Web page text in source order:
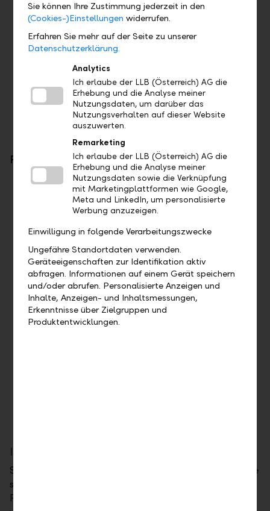
Überzeugendes Engagement mit
ausgewiesener Teamfähigkeit
Hohes Commitment gegenüber der
Unternehmenskultur
Starkes Interesse für zukünftige Zielposition
innerhalb der LLB-Gruppe
Hohe Entwicklungsbereitschaft
Programmübersicht
Praxisorientierter Einstieg
100 % - Anstellung
Massgeschneidertes Programm: Einsatz in einem
Bereich mit Stages bei bereichsspezifischen
Schnittstellen als optimale Vorbereitung für
Zielfunktion
Ziel
Nach Abschluss des Programms eine Fachposition
Ihre nächsten Schritte:
Sie sind interessiert und möchten bei uns Ihre Karriere
starten? Die Stellen für den Bachelor Graduate
Programmstart im September 2025 sind jetzt unter
Sie können Ihre Zustimmung jederzeit in den
(Cookies-)Einstellungen widerrufen.
Erfahren Sie mehr auf der Seite zu unserer
Datenschutzerklärung.
Analytics
Ich erlaube der LLB (Österreich) AG die
Erhebung und die Analyse meiner
Nutzungsdaten, um darüber das
Nutzungsverhalten auf dieser Website
auszuwerten.
Remarketing
Ich erlaube der LLB (Österreich) AG die
Erhebung und die Analyse meiner
Nutzungsdaten sowie die Verknüpfung
mit Marketingplattformen wie Google,
Meta und LinkedIn, um personalisierte
Werbung anzuzeigen.
Einwilligung in folgende Verarbeitungszwecke
Ungefähre Standortdaten verwenden.
Geräteeigenschaften zur Identifikation aktiv
abfragen. Informationen auf einem Gerät speichern
und/oder abrufen. Personalisierte Anzeigen und
Inhalte, Anzeigen- und Inhaltsmessungen,
Erkenntnisse über Zielgruppen und
Produktentwicklungen.